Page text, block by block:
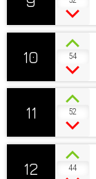
10 54
11 52
12 44